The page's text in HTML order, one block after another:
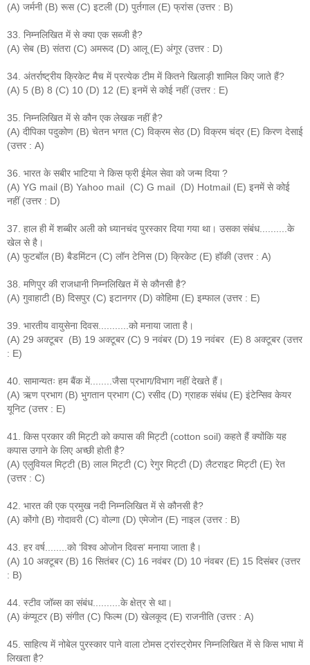
(A) जर्मनी (B) रूस (C) इटली (D) पुर्तगाल (E) फ्रांस (उत्तर : B)
33. निम्नलिखित में से क्या एक सब्जी है?
(A) सेब (B) संतरा (C) अमरूद (D) आलू (E) अंगूर (उत्तर : D)
34. अंतर्राष्ट्रीय क्रिकेट मैच में प्रत्येक टीम में कितने खिलाड़ी शामिल किए जाते हैं?
(A) 5 (B) 8 (C) 10 (D) 12 (E) इनमें से कोई नहीं (उत्तर : E)
35. निम्नलिखित में से कौन एक लेखक नहीं है?
(A) दीपिका पदुकोण (B) चेतन भगत (C) विक्रम सेठ (D) विक्रम चंद्र (E) किरण देसाई
(उत्तर : A)
36. भारत के सबीर भाटिया ने किस फ्री ईमेल सेवा को जन्म दिया ?
(A) YG mail (B) Yahoo mail (C) G mail (D) Hotmail (E) इनमें से कोई
नहीं (उत्तर : D)
37. हाल ही में शब्बीर अली को ध्यानचंद पुरस्कार दिया गया था। उसका संबंध..........के
खेल से है।
(A) फुटबॉल (B) बैडमिंटन (C) लॉन टेनिस (D) क्रिकेट (E) हॉकी (उत्तर : A)
38. मणिपुर की राजधानी निम्नलिखित में से कौनसी है?
(A) गुवाहाटी (B) दिसपुर (C) इटानगर (D) कोहिमा (E) इम्फाल (उत्तर : E)
39. भारतीय वायुसेना दिवस...........को मनाया जाता है।
(A) 29 अक्टूबर (B) 19 अक्टूबर (C) 9 नवंबर (D) 19 नवंबर (E) 8 अक्टूबर (उत्तर
: E)
40. सामान्यतः हम बैंक में........जैसा प्रभाग/विभाग नहीं देखते हैं।
(A) ऋण प्रभाग (B) भुगतान प्रभाग (C) रसीद (D) ग्राहक संबंध (E) इंटेन्सिव केयर
यूनिट (उत्तर : E)
41. किस प्रकार की मिट्टी को कपास की मिट्टी (cotton soil) कहते हैं क्योंकि यह
कपास उगाने के लिए अच्छी होती है?
(A) एलुवियल मिट्टी (B) लाल मिट्टी (C) रेगुर मिट्टी (D) लैटराइट मिट्टी (E) रेत
(उत्तर : C)
42. भारत की एक प्रमुख नदी निम्नलिखित में से कौनसी है?
(A) कोंगो (B) गोदावरी (C) वोल्गा (D) एमेजोन (E) नाइल (उत्तर : B)
43. हर वर्ष........को ‘विश्व ओजोन दिवस’ मनाया जाता है।
(A) 10 अक्टूबर (B) 16 सितंबर (C) 16 नवंबर (D) 10 नंवबर (E) 15 दिसंबर (उत्तर
: B)
44. स्टीव जॉब्स का संबंध..........के क्षेत्र से था।
(A) कंप्यूटर (B) संगीत (C) फिल्म (D) खेलकूद (E) राजनीति (उत्तर : A)
45. साहित्य में नोबेल पुरस्कार पाने वाला टोमस ट्रांस्ट्रोमर निम्नलिखित में से किस भाषा में
लिखता है?